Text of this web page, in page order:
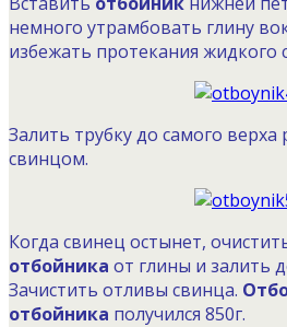
немного утрамбовать глину
избежать протекания жидкого
Залить трубку до самого
свинцом.
Когда свинец остынет,
отбойника от глины и залить
Зачистить отливы свинца.
отбойника получился 850г.